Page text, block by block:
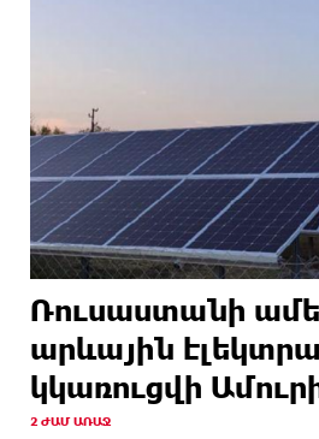
Ռուսաստանի
արևային
կկառուցվի
2 ԺԱՄ ԱՌԱՋ